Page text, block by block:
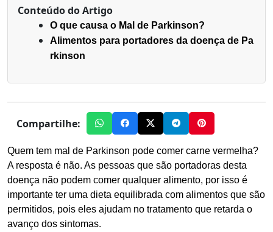
Conteúdo do Artigo
O que causa o Mal de Parkinson?
Alimentos para portadores da doença de Pa
rkinson
Compartilhe:
Quem tem mal de Parkinson pode comer carne vermelha?
A resposta é não. As pessoas que são portadoras desta
doença não podem comer qualquer alimento, por isso é
importante ter uma dieta equilibrada com alimentos que são
permitidos, pois eles ajudam no tratamento que retarda o
avanço dos sintomas.